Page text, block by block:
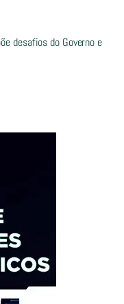
desafios do Governo e